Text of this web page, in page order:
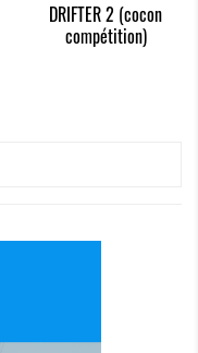
DRIFTER 2 (cocon
compétition)